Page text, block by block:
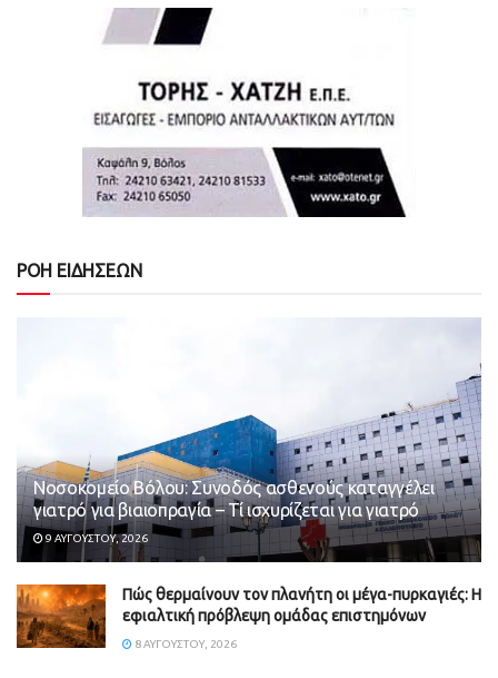
ΡΟΗ ΕΙΔΗΣΕΩΝ
Νοσοκομείο Βόλου: Συνοδός ασθενούς καταγγέλει
γιατρό για βιαιοπραγία – Τί ισχυρίζεται για γιατρό
9 ΑΥΓΟΎΣΤΟΥ, 2026
Πώς θερμαίνουν τον πλανήτη οι μέγα-πυρκαγιές: Η
εφιαλτική πρόβλεψη ομάδας επιστημόνων
8 ΑΥΓΟΎΣΤΟΥ, 2026